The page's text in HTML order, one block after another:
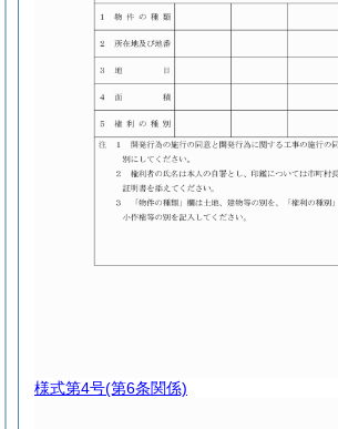
様式第4号(第6条関係)